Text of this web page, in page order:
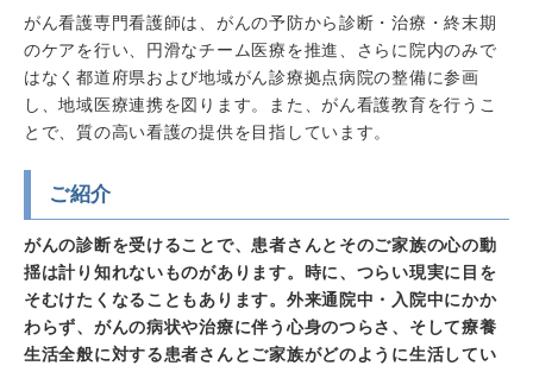
がん看護専門看護師は、がんの予防から診断・治療・終末期
のケアを行い、円滑なチーム医療を推進、さらに院内のみで
はなく都道府県および地域がん診療拠点病院の整備に参画
し、地域医療連携を図ります。また、がん看護教育を行うこ
とで、質の高い看護の提供を目指しています。
ご紹介
がんの診断を受けることで、患者さんとそのご家族の心の動
揺は計り知れないものがあります。時に、つらい現実に目を
そむけたくなることもあります。外来通院中・入院中にかか
わらず、がんの病状や治療に伴う心身のつらさ、そして療養
生活全般に対する患者さんとご家族がどのように生活してい